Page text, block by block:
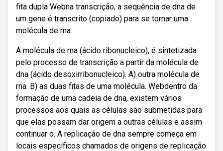
fita dupla Webna transcrição, a sequência de dna de
um gene é transcrito (copiado) para se tornar uma
molécula de rna.
A molécula de rna (ácido ribonucleico), é sintetizada
pelo processo de transcrição a partir da molécula de
dna (ácido desoxirribonucleico). A) outra molécula de
rna. B) as duas fitas de uma molécula. Webdentro da
formação de uma cadeia de dna, existem vários
processos aos quais as células são submetidas para
que elas possam dar origem a outras células e assim
continuar o. A replicação de dna sempre começa em
locais específicos chamados de origens de replicação